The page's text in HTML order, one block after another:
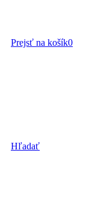
Prejsť na košík0
Hľadať